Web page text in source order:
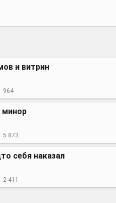
и витрин
964
минор
5 873
себя наказал
2 411